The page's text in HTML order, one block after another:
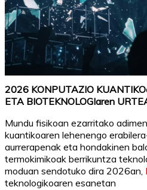
2026 KONPUTAZIO
ETA BIOTEKNOLOGIaren
Mundu fisikoan ezarritako
kuantikoaren lehenengo
aurrerapenak eta hondakinen
termokimikoak berrikuntza
moduan sendotuko dira 2026an,
teknologikoaren esanetan